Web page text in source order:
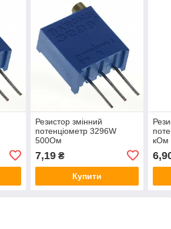
Резистор змінний
потенціометр 3296W
500Ом
7,19₴
Купити
кОм